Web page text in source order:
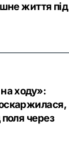
життя під
ходу»:
через